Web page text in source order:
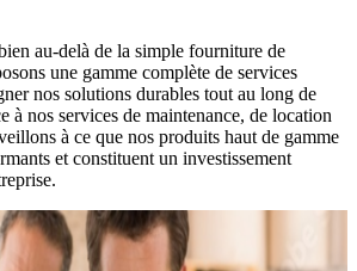
au-delà de la simple fourniture de
une gamme complète de services
nos solutions durables tout au long de
à nos services de maintenance, de location
à ce que nos produits haut de gamme
et constituent un investissement